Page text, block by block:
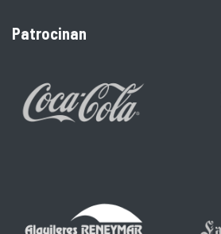
Patrocinan